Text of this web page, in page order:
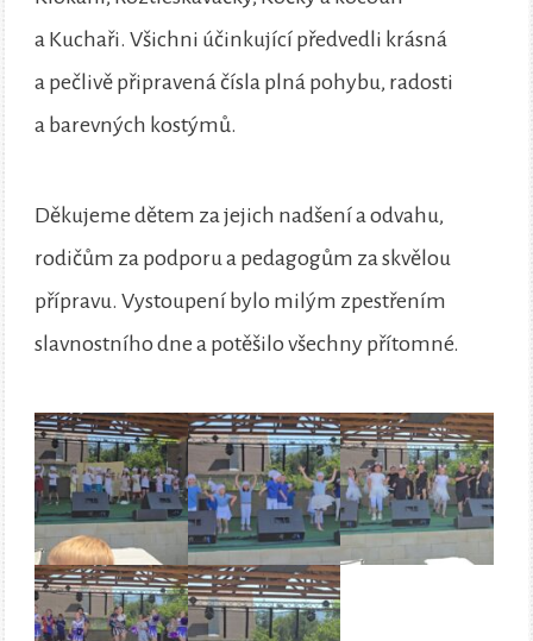
a Kuchaři. Všichni účinkující předvedli krásná
a pečlivě připravená čísla plná pohybu, radosti
a barevných kostýmů.
Děkujeme dětem za jejich nadšení a odvahu,
rodičům za podporu a pedagogům za skvělou
přípravu. Vystoupení bylo milým zpestřením
slavnostního dne a potěšilo všechny přítomné.